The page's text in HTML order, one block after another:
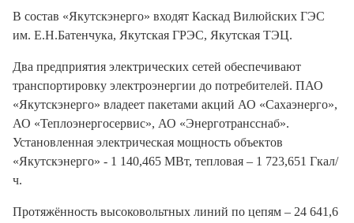
В состав «Якутскэнерго» входят Каскад Вилюйских ГЭС
им. Е.Н.Батенчука, Якутская ГРЭС, Якутская ТЭЦ.
Два предприятия электрических сетей обеспечивают
транспортировку электроэнергии до потребителей. ПАО
«Якутскэнерго» владеет пакетами акций АО «Сахаэнерго»,
АО «Теплоэнергосервис», АО «Энерготрансснаб».
Установленная электрическая мощность объектов
«Якутскэнерго» - 1 140,465 МВт, тепловая – 1 723,651 Гкал/
ч.
Протяжённость высоковольтных линий по цепям – 24 641,6